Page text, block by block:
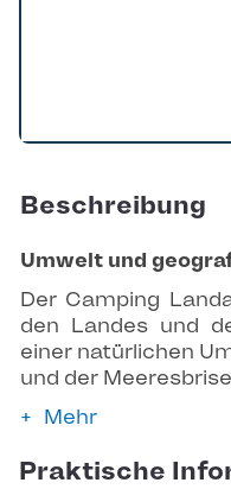
Beschreibung
Umwelt und
Der Camping
den Landes und
einer natürlichen
und der
Mehr
Praktische